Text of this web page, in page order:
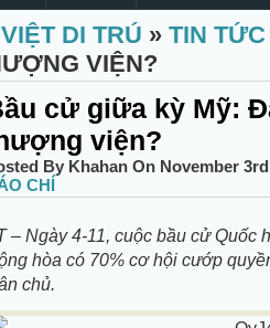
VIỆT DI TRÚ » TIN
VIỆN?
cử giữa kỳ Mỹ:
viện?
By Khahan On November
CHÍ
– Ngày 4-11, cuộc bầu cử Quốc
hòa có 70% cơ hội cướp
chủ.